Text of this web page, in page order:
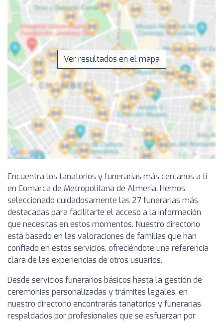
Ver resultados en el mapa
Encuentra los tanatorios y funerarias más cercanos a ti
en Comarca de Metropolitana de Almería. Hemos
seleccionado cuidadosamente las 27 funerarias más
destacadas para facilitarte el acceso a la información
que necesitas en estos momentos. Nuestro directorio
está basado en las valoraciones de familias que han
confiado en estos servicios, ofreciéndote una referencia
clara de las experiencias de otros usuarios.
Desde servicios funerarios básicos hasta la gestión de
ceremonias personalizadas y trámites legales, en
nuestro directorio encontrarás tanatorios y funerarias
respaldados por profesionales que se esfuerzan por